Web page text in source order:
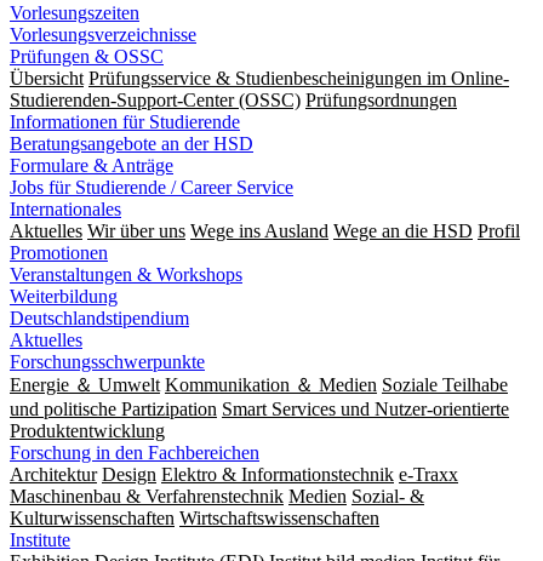
Vorlesungszeiten
Vorlesungsverzeichnisse
Prüfungen & OSSC
Übersicht Prüfungsservice & Studienbescheinigungen im Online-
Studierenden-Support-Center (OSSC) Prüfungsordnungen
Informationen für Studierende
Beratungsangebote an der HSD
Formulare & Anträge
Jobs für Studierende / Career Service
Internationales
Aktuelles Wir über uns Wege ins Ausland Wege an die HSD Profil
Promotionen
Veranstaltungen & Workshops
Weiterbildung
Deutschlandstipendium
Aktuelles
Forschungsschwerpunkte
Energie ＆ Umwelt Kommunikation ＆ Medien Soziale Teilhabe
und politische Partizipation Smart Services und Nutzer-orientierte
Produktentwicklung
Forschung in den Fachbereichen
Architektur Design Elektro & Informationstechnik e-Traxx
Maschinenbau & Verfahrenstechnik Medien Sozial- &
Kulturwissenschaften Wirtschaftswissenschaften
Institute